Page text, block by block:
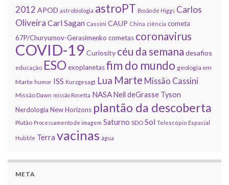
2012 APOD astrobiologia astroPT Bosão de Higgs Carlos
Oliveira Carl Sagan Cassini CAUP China ciência cometa
67P/Churyumov-Gerasimenko cometas coronavirus
COVID-19 Curiosity céu da semana desafios
educação ESOexoplanetasfim do mundo geologia em
Marte humor ISS Kurzgesagt Lua Marte Missão Cassini
Missão Dawn missão Rosetta NASANeil deGrasse Tyson
Nerdologia New Horizons plantão da descoberta
Plutão Processamento de imagem Saturno SDO Sol Telescópio Espacial
Hubble Terra vacinas água
META